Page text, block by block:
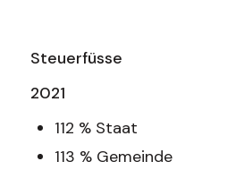
Steuerfüsse
2021
112 % Staat
113 % Gemeinde